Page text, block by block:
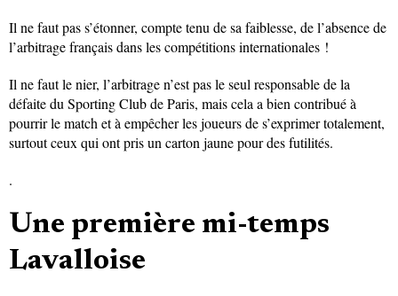
Il ne faut pas s’étonner, compte tenu de sa faiblesse, de l’absence de
l’arbitrage français dans les compétitions internationales !
Il ne faut le nier, l’arbitrage n’est pas le seul responsable de la
défaite du Sporting Club de Paris, mais cela a bien contribué à
pourrir le match et à empêcher les joueurs de s’exprimer totalement,
surtout ceux qui ont pris un carton jaune pour des futilités.
.
Une première mi-temps
Lavalloise